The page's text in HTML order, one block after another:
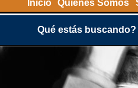
Inicio Quiénes Somos
Qué estás buscando?